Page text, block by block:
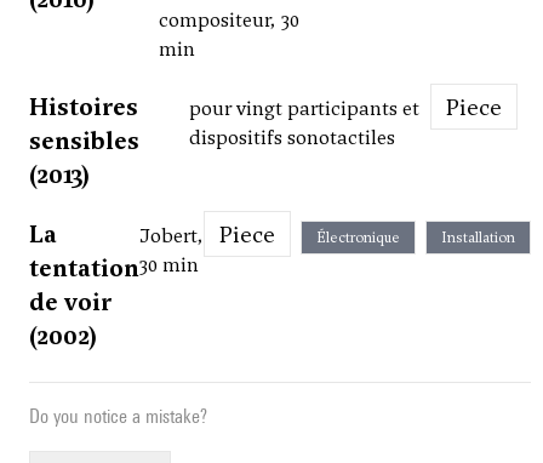
compositeur, 30
min
Histoires
sensibles
(2013)
pour vingt participants et
dispositifs sonotactiles
Piece
La
tentation
de voir
(2002)
Jobert,
30 min
Piece Électronique Installation
Do you notice a mistake?